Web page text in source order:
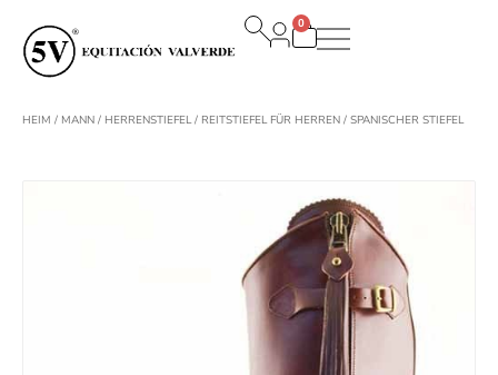
Inhalt
springen
0
Warenkorb
HEIM / MANN / HERRENSTIEFEL/ REITSTIEFEL FÜR HERREN / SPANISCHER STIEFEL